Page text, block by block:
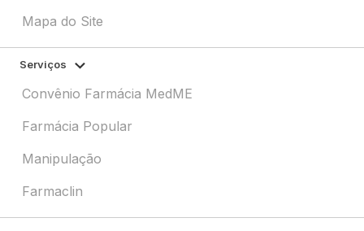
Mapa do Site
Serviços
Convênio Farmácia MedME
Farmácia Popular
Manipulação
Farmaclin